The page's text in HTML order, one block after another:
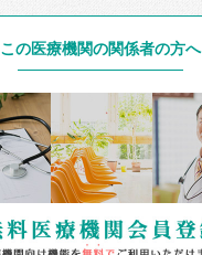
この医療機関の関係者の方へ